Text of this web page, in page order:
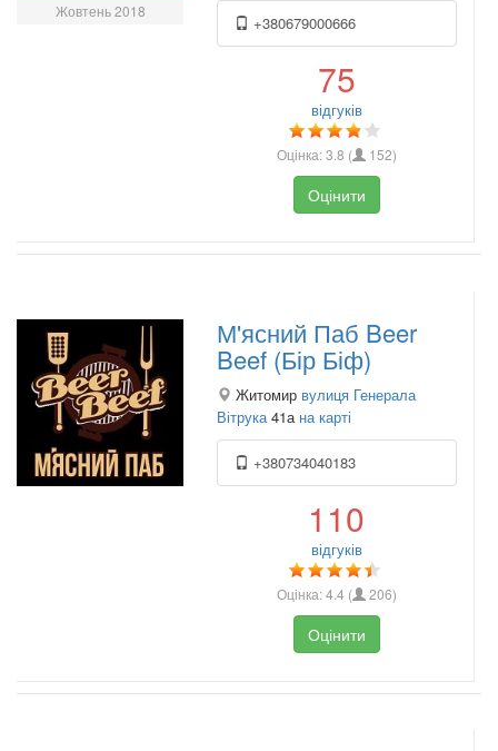
Жовтень 2018
+380679000666
75
відгуків
Оцінка:3.8 ( 152)
Оцінити
М'ясний Паб Beer
Beef (Бір Біф)
Житомир вулиця Генерала
Вітрука 41а на карті
+380734040183
110
відгуків
Оцінка:4.4 ( 206)
Оцінити